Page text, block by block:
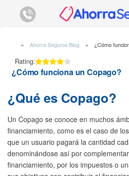
Ahorra Seguros Blog ¿Cómo
Rating:
¿Cómo funciona un Copago?
¿Qué es Copago?
Un Copago se conoce en muchos
financiamiento, como es el caso de
que un usuario pagará la cantidad
denominándose así por
financiamiento, por los impuestos o